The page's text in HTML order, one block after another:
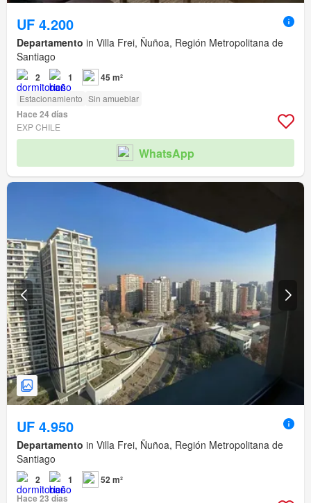
UF 4.200
Departamento in Villa Frei, Ñuñoa, Región Metropolitana de
Santiago
2 1 45 m²
Estacionamiento Sin amueblar
Hace 24 días
EXP CHILE
WhatsApp
UF 4.950
Departamento in Villa Frei, Ñuñoa, Región Metropolitana de
Santiago
2 1
52 m²
Hace 23 días